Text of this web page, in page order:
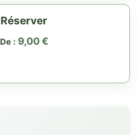
Réserver
De : 9,00€